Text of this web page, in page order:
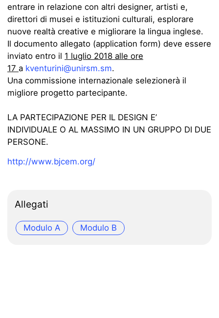
entrare in relazione con altri designer, artisti e,
direttori di musei e istituzioni culturali, esplorare
nuove realtà creative e migliorare la lingua inglese.
Il documento allegato (application form) deve essere
inviato entro il 1 luglio 2018 alle ore
17 a kventurini@unirsm.sm.
Una commissione internazionale selezionerà il
migliore progetto partecipante.
LA PARTECIPAZIONE PER IL DESIGN E’
INDIVIDUALE O AL MASSIMO IN UN GRUPPO DI DUE
PERSONE.
http://www.bjcem.org/
Allegati
Modulo A Modulo B